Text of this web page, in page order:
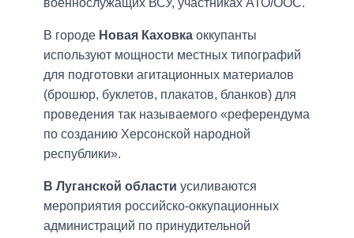
военнослужащих ВСУ, участниках АТО/ООС.
В городе Новая Каховка оккупанты
используют мощности местных типографий
для подготовки агитационных материалов
(брошюр, буклетов, плакатов, бланков) для
проведения так называемого «референдума
по созданию Херсонской народной
республики».
В Луганской области усиливаются
мероприятия российско-оккупационных
администраций по принудительной